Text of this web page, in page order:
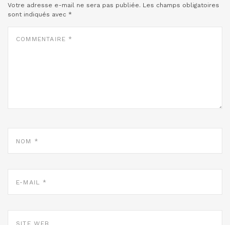
Votre adresse e-mail ne sera pas publiée. Les champs obligatoires
sont indiqués avec *
MAIL
WEB